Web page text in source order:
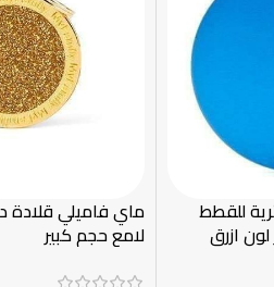
للقطط
ازرق
ماي فاميلي قلادة
لامع حجم كبير